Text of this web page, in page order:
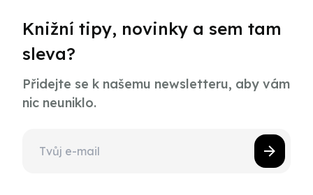
Knižní tipy, novinky a sem tam
sleva?
Přidejte se k našemu newsletteru, aby vám
nic neuniklo.